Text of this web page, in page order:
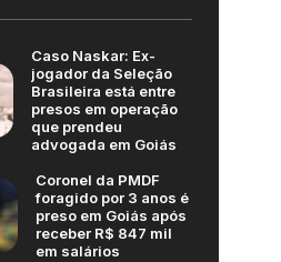
Caso Naskar: Ex-
jogador da Seleção
Brasileira está entre
presos em operação
que prendeu
advogada em Goiás
Coronel da PMDF
foragido por 3 anos é
preso em Goiás após
receber R$ 847 mil
em salários